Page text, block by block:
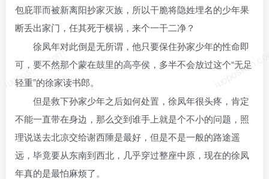
luoposhan.com
包庇罪而被新离阳抄家灭族，所以干脆将隐姓埋名的少年果
断丢出家门，任其死于横祸，来个一干二净？
徐凤年对此倒是无所谓，他只要保住孙家少年的性命即
可，要不然那个蒙在鼓里的高亭侯，多半不会放过这个“无足
轻重”的徐家读书郎。
但是救下孙家少年之后如何处置，徐凤年很头疼，肯定
不能一直带在身边，那么交到谁手上就是个不小的问题，照
理说送去北凉交给谢西陲是最好，但是不是一般的路途遥
远，毕竟要从东南到西北，几乎穿过整座中原，现在的徐凤
年真的是最怕麻烦了。